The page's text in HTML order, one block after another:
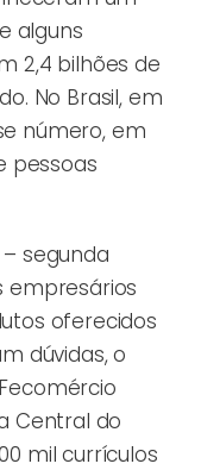
alguns
2,4 bilhões de
No Brasil, em
número, em
pessoas
segunda
empresários
oferecidos
dúvidas, o
Central do
mil currículos